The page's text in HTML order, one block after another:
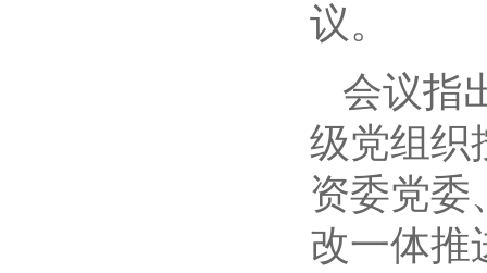
议。
会议指
级党组织
资委党委
改一体推